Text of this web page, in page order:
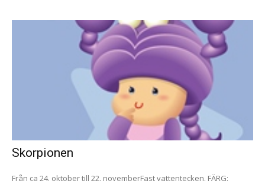
Skorpionen
Från ca 24. oktober till 22. novemberFast vattentecken. FÄRG: